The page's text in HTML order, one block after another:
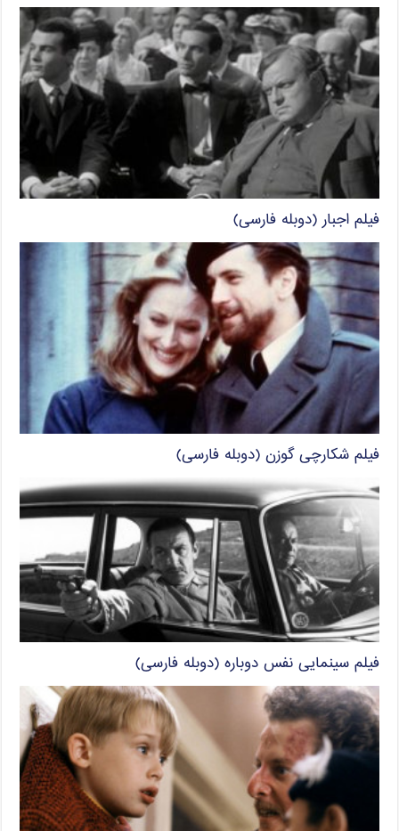
فیلم اجبار (دوبله فارسی)
فیلم شکارچی گوزن (دوبله فارسی)
فیلم سینمایی نفس دوباره (دوبله فارسی)